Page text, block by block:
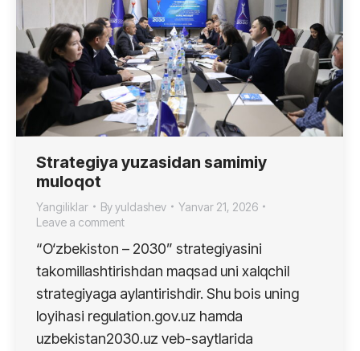
Strategiya yuzasidan samimiy
muloqot
Yangiliklar Byyuldashev
Yanvar 21, 2026
Leave a comment
“O‘zbekiston – 2030” strategiyasini
takomillashtirishdan maqsad uni xalqchil
strategiyaga aylantirishdir. Shu bois uning
loyihasi regulation.gov.uz hamda
uzbekistan2030.uz veb-saytlarida